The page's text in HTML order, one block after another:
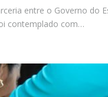
entre o Governo do
contemplado com…